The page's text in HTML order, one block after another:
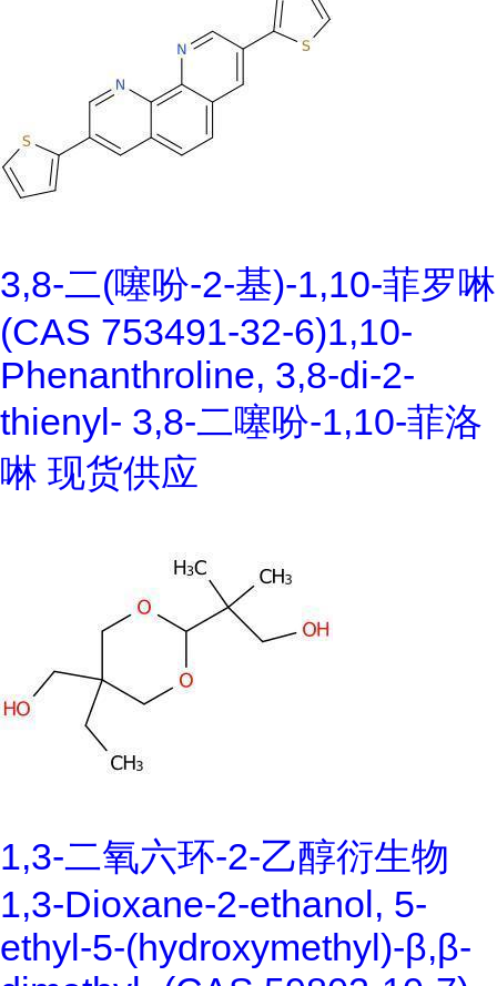
3,8-二(噻吩-2-基)-1,10-菲罗啉
(CAS 753491-32-6)1,10-
Phenanthroline, 3,8-di-2-
thienyl- 3,8-二噻吩-1,10-菲洛
啉 现货供应
1,3-二氧六环-2-乙醇衍生物
1,3-Dioxane-2-ethanol, 5-
ethyl-5-(hydroxymethyl)-β,β-